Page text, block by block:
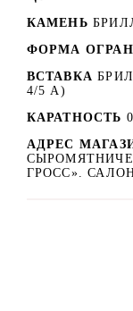
КАМЕНЬ
ФОРМА
ВСТАВКА
4/5 А)
КАРАТНОСТЬ
АДРЕС
ГРОСС».